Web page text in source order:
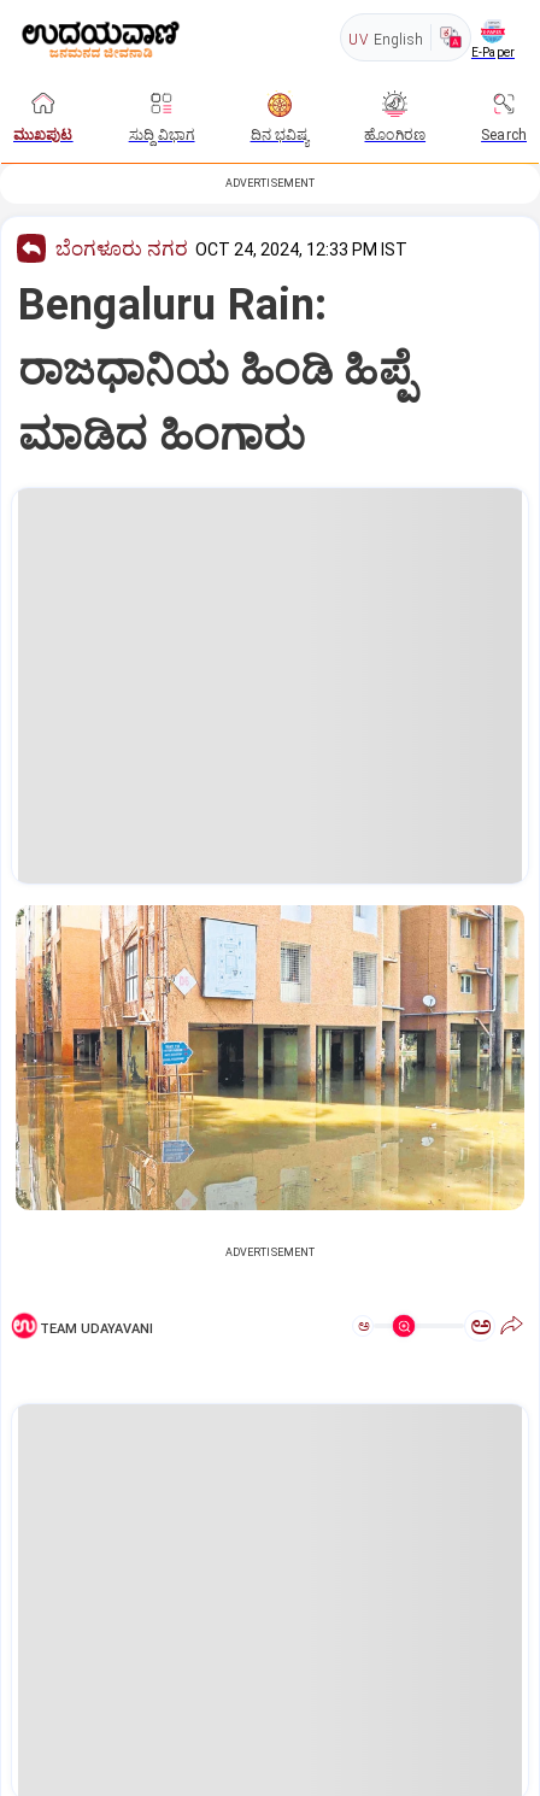
UV English
E-Paper
ಮುಖಪುಟ ಸುದ್ದಿ ವಿಭಾಗ ದಿನ ಭವಿಷ್ಯ ಹೊಂಗಿರಣ Search
ADVERTISEMENT
ಬೆಂಗಳೂರು ನಗರ OCT 24, 2024, 12:33 PM IST
Bengaluru Rain:
ರಾಜಧಾನಿಯ ಹಿಂಡಿ ಹಿಪ್ಪೆ
ಮಾಡಿದ ಹಿಂಗಾರು
ADVERTISEMENT
TEAM UDAYAVANI ಅ ಅ